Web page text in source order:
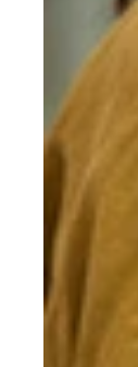
日本
日本